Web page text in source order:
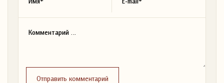
Отправить комментарий